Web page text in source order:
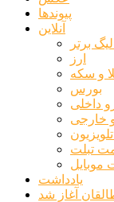
پیوندها
آنلاین
برتر
ارز
و سکه
بورس
داخلی
خارجی
تبلت
موبایل
یادداشت
آغاز شد